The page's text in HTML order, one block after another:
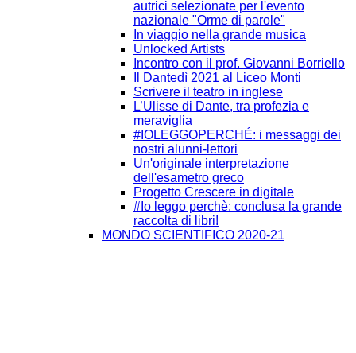
autrici selezionate per l'evento
nazionale "Orme di parole"
In viaggio nella grande musica
Unlocked Artists
Incontro con il prof. Giovanni Borriello
Il Dantedì 2021 al Liceo Monti
Scrivere il teatro in inglese
L’Ulisse di Dante, tra profezia e
meraviglia
#IOLEGGOPERCHÉ: i messaggi dei
nostri alunni-lettori
Un'originale interpretazione
dell'esametro greco
Progetto Crescere in digitale
#Io leggo perchè: conclusa la grande
raccolta di libri!
MONDO SCIENTIFICO 2020-21